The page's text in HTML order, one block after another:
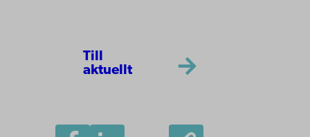
Till
aktuellt